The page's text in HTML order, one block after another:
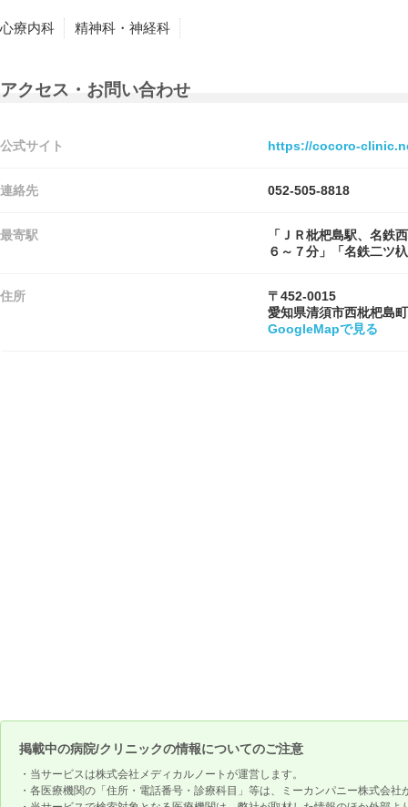
心療内科 精神科・神経科
アクセス・お問い合わせ
公式サイト https://cocoro-
連絡先 052-505-8818
最寄駅
「ＪＲ枇杷島駅、名鉄
６～７分」「名鉄二ツ
住所
〒452-0015
愛知県清須市西枇杷島
GoogleMapで見る
掲載中の病院/クリニックの情報についてのご注意
・当サービスは株式会社メディカルノートが運営します。
・各医療機関の「住所・電話番号・診療科目」等は、ミーカンパニー株式会